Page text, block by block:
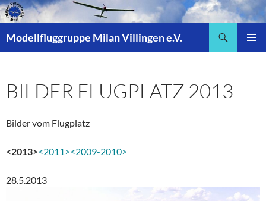
Zum
Inhalt
springen
Modellfluggruppe Milan Villingen e.V.
BILDER FLUGPLATZ 2013
Bilder vom Flugplatz
<2013><2011><2009-2010>
28.5.2013